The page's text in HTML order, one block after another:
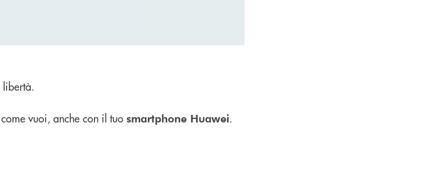
libertà.
vuoi, anche con il tuo smartphone Huawei.